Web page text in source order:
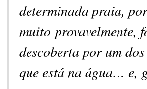
determinada praia,
muito provavelmente,
descoberta por um
que está na água… e,